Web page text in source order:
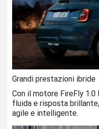
Grandi prestazioni ibride
Con il motore FireFly
fluida e risposta
agile e intelligente.